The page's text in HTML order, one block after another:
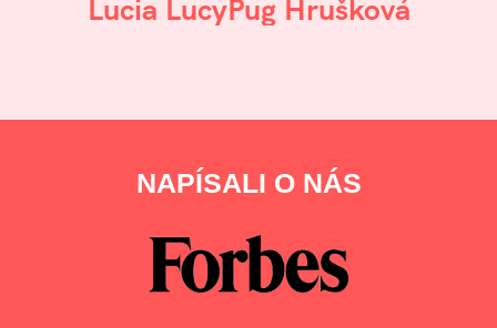
Lucia LucyPug Hrušková
NAPÍSALI O NÁS